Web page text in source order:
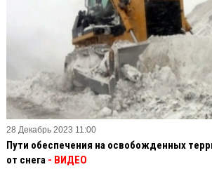
28 Декабрь 2023 11:00
Пути обеспечения на освобожденных
от снега - ВИДЕО